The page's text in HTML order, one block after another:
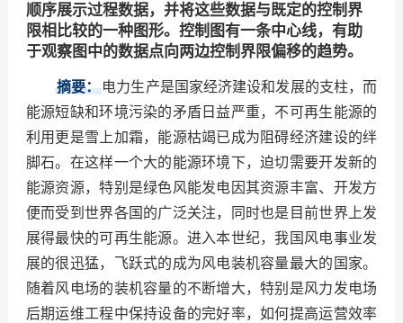
顺序展示过程数据，并将这些数据与既定的控制界
限相比较的一种图形。控制图有一条中心线，有助
于观察图中的数据点向两边控制界限偏移的趋势。
摘要： 电力生产是国家经济建设和发展的支柱，而
能源短缺和环境污染的矛盾日益严重，不可再生能源的
利用更是雪上加霜，能源枯竭已成为阻碍经济建设的绊
脚石。在这样一个大的能源环境下，迫切需要开发新的
能源资源，特别是绿色风能发电因其资源丰富、开发方
便而受到世界各国的广泛关注，同时也是目前世界上发
展得最快的可再生能源。进入本世纪，我国风电事业发
展的很迅猛，飞跃式的成为风电装机容量最大的国家。
随着风电场的装机容量的不断增大，特别是风力发电场
后期运维工程中保持设备的完好率，如何提高运营效率